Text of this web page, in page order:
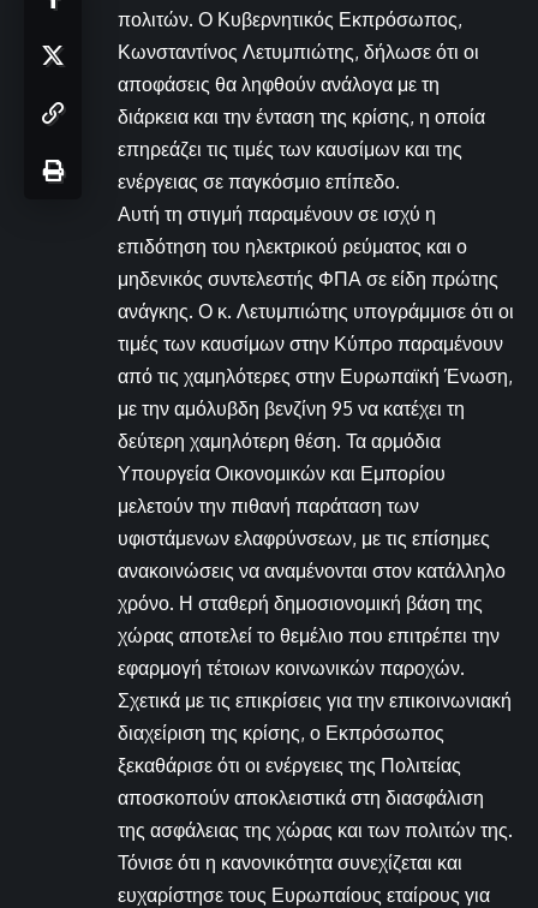
πολιτών. Ο Κυβερνητικός Εκπρόσωπος,
Κωνσταντίνος Λετυμπιώτης, δήλωσε ότι οι
αποφάσεις θα ληφθούν ανάλογα με τη
διάρκεια και την ένταση της κρίσης, η οποία
επηρεάζει τις τιμές των καυσίμων και της
ενέργειας σε παγκόσμιο επίπεδο.
Αυτή τη στιγμή παραμένουν σε ισχύ η
επιδότηση του ηλεκτρικού ρεύματος και ο
μηδενικός συντελεστής ΦΠΑ σε είδη πρώτης
ανάγκης. Ο κ. Λετυμπιώτης υπογράμμισε ότι οι
τιμές των καυσίμων στην Κύπρο παραμένουν
από τις χαμηλότερες στην Ευρωπαϊκή Ένωση,
με την αμόλυβδη βενζίνη 95 να κατέχει τη
δεύτερη χαμηλότερη θέση. Τα αρμόδια
Υπουργεία Οικονομικών και Εμπορίου
μελετούν την πιθανή παράταση των
υφιστάμενων ελαφρύνσεων, με τις επίσημες
ανακοινώσεις να αναμένονται στον κατάλληλο
χρόνο. Η σταθερή δημοσιονομική βάση της
χώρας αποτελεί το θεμέλιο που επιτρέπει την
εφαρμογή τέτοιων κοινωνικών παροχών.
Σχετικά με τις επικρίσεις για την επικοινωνιακή
διαχείριση της κρίσης, ο Εκπρόσωπος
ξεκαθάρισε ότι οι ενέργειες της Πολιτείας
αποσκοπούν αποκλειστικά στη διασφάλιση
της ασφάλειας της χώρας και των πολιτών της.
Τόνισε ότι η κανονικότητα συνεχίζεται και
ευχαρίστησε τους Ευρωπαίους εταίρους για